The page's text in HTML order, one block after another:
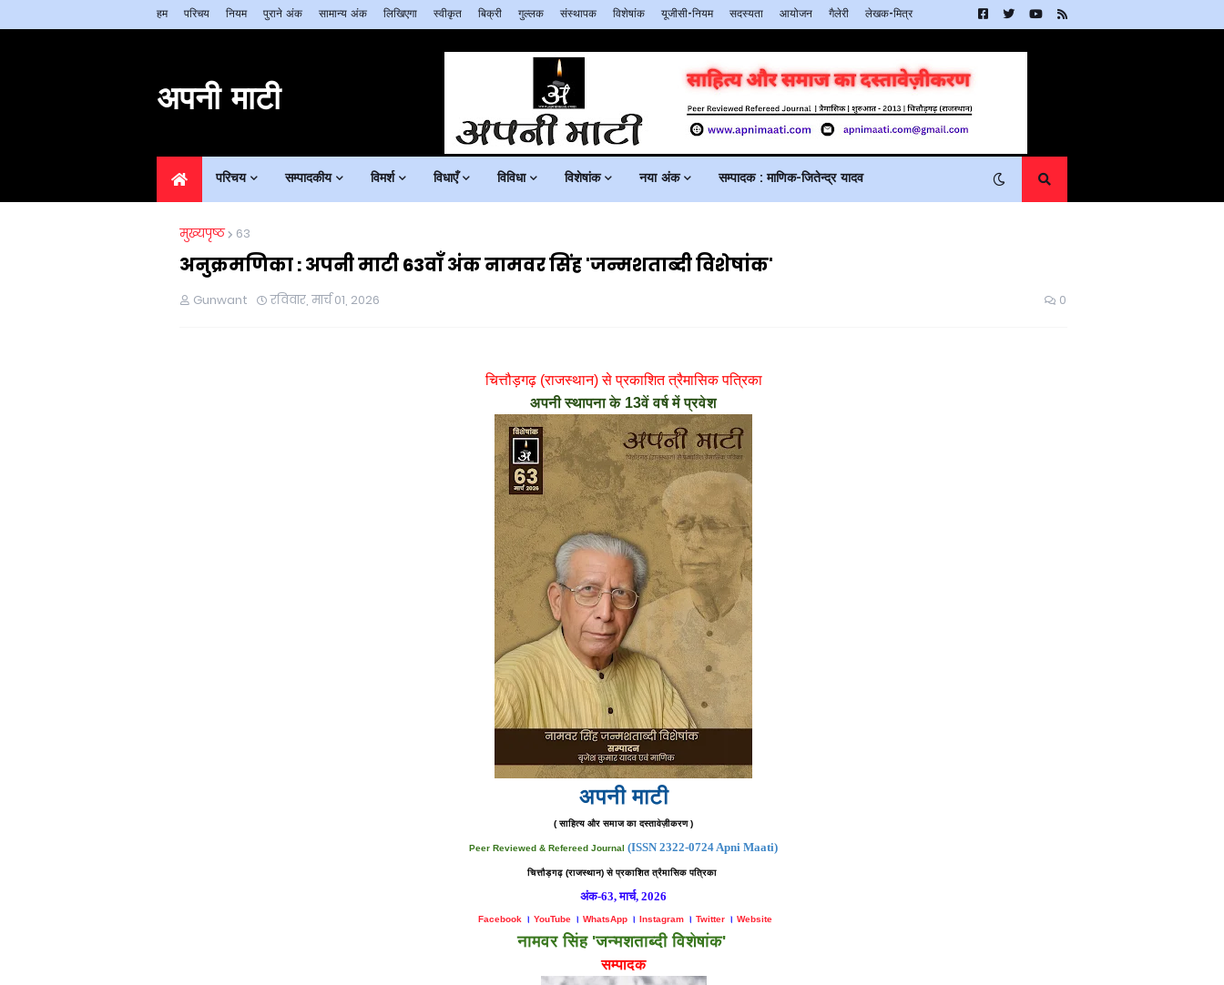
हम परिचय नियम पुराने अंक सामान्य अंक लिखिएगा स्वीकृत बिक्री गुल्लक संस्थापक विशेषांक यूजीसी-नियम सदस्यता आयोजन गैलेरी लेखक-मित्र
अपनी माटी
परिचय सम्पादकीय विमर्श विधाएँ विविधा विशेषांक नया अंक सम्पादक : माणिक-जितेन्द्र यादव
मुख्यपृष्ठ 63
अनुक्रमणिका : अपनी माटी 63वाँ अंक नामवर सिंह 'जन्मशताब्दी विशेषांक'
Gunwant रविवार, मार्च 01, 2026 0
चित्तौड़गढ़ (राजस्थान) से प्रकाशित त्रैमासिक पत्रिका
अपनी स्थापना के 13वें वर्ष में प्रवेश
अपनी माटी
( साहित्य और समाज का दस्तावेज़ीकरण )
Peer Reviewed & Refereed Journal (ISSN 2322-0724 Apni Maati)
चित्तौड़गढ़ (राजस्थान) से प्रकाशितत्रैमासिक पत्रिका
अंक-63,मार्च, 2026
Facebook । YouTube । WhatsApp । Instagram । Twitter । Website
नामवर सिंह 'जन्मशताब्दी विशेषांक'
सम्पादक